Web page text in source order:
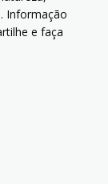
Informação
e faça